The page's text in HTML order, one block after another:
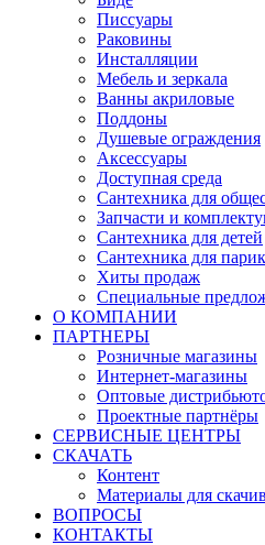
Писсуары
Раковины
Инсталляции
Мебель и зеркала
Ванны акриловые
Поддоны
Душевые ограждения
Аксессуары
Доступная среда
Cантехника для
Запчасти и
Сантехника для детей
Сантехника для
Хиты продаж
Специальные
О КОМПАНИИ
ПАРТНЕРЫ
Розничные магазины
Интернет-магазины
Оптовые
Проектные партнёры
СЕРВИСНЫЕ ЦЕНТРЫ
СКАЧАТЬ
Контент
Материалы для
ВОПРОСЫ
КОНТАКТЫ